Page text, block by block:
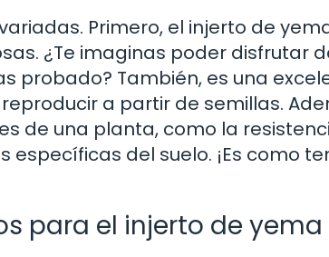
Primero, el injerto de
¿Te imaginas poder disfrutar
probado? También, es una
a partir de semillas.
de una planta, como la
del suelo. ¡Es como
para el injerto de yema